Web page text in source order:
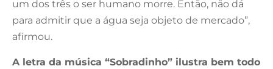
um dos três o ser humano morre. Então, não dá
para admitir que a água seja objeto de mercado”,
afirmou.
A letra da música “Sobradinho” ilustra bem todo